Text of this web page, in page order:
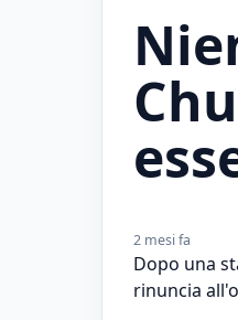
2 mesi fa
Dopo una
rinuncia